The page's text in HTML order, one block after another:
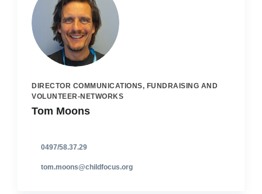
DIRECTOR COMMUNICATIONS, FUNDRAISING AND
VOLUNTEER-NETWORKS
Tom Moons
0497/58.37.29
tom.moons@childfocus.org